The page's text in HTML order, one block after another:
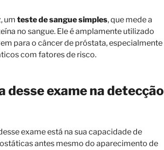
um teste de sangue simples, que mede a
no sangue. Ele é amplamente utilizado
para o câncer de próstata, especialmente
com fatores de risco.
desse exame na detecção
exame está na sua capacidade de
antes mesmo do aparecimento de